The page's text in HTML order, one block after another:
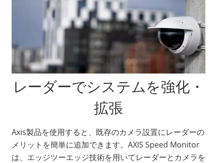
レーダーでシステムを強化・
拡張
Axis製品を使用すると、既存のカメラ設置にレーダーの
メリットを簡単に追加できます。AXIS Speed Monitor
は、エッジツーエッジ技術を用いてレーダーとカメラを